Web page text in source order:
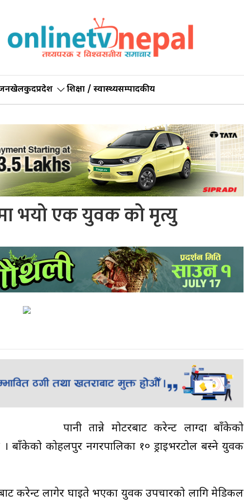
खेलकुदप्रदेश शिक्षा / स्वास्थ्यसम्पादकीय
भयो एक युवक को मृत्यु
पानी तान्ने मोटरबाट करेन्ट लाग्दा बाँकेको
बाँकेको कोहलपुर नगरपालिका १० ड्राइभरटोल बस्ने युवक
करेन्ट लागेर घाइते भएका युवक उपचारको लागि मेडिकल